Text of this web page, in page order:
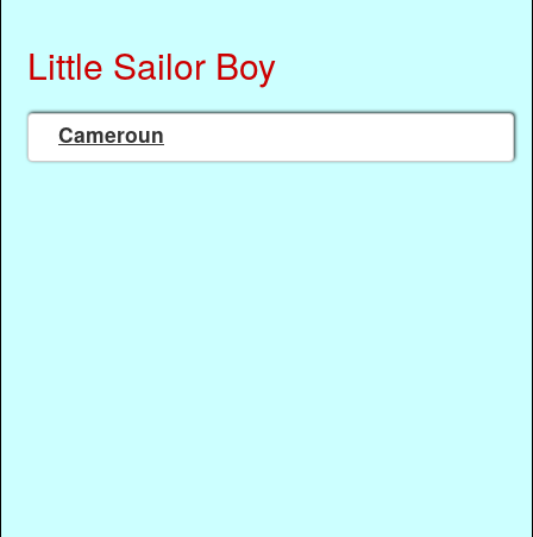
Little Sailor Boy
Cameroun